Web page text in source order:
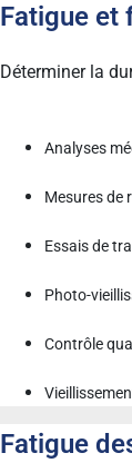
Fatigue et
Déterminer la
Analyses
Mesures de
Essais de
Photo-
Contrôle
Fatigue